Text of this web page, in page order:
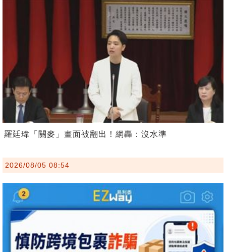
羅廷瑋「關麥」畫面被翻出！網轟：沒水準
2026/08/05 08:54